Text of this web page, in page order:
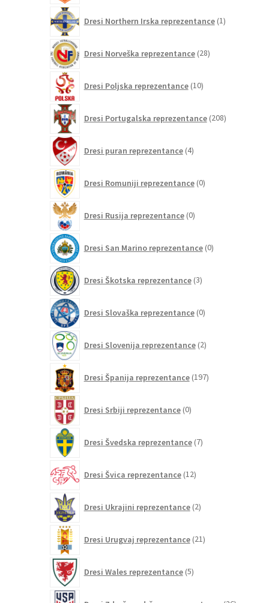
Dresi Northern Irska reprezentance 1izdelek
Dresi Norveška reprezentance 28izdelkov
Dresi Poljska reprezentance 10izdelkov
Dresi Portugalska reprezentance 208izdelkov
Dresi puran reprezentance 4izdelki
Dresi Romuniji reprezentance 0izdelkov
Dresi Rusija reprezentance 0izdelkov
Dresi San Marino reprezentance 0izdelkov
Dresi Škotska reprezentance 3izdelki
Dresi Slovaška reprezentance 0izdelkov
Dresi Slovenija reprezentance 2izdelka
Dresi Španija reprezentance 197izdelkov
Dresi Srbiji reprezentance 0izdelkov
Dresi Švedska reprezentance 7izdelkov
Dresi Švica reprezentance 12izdelkov
Dresi Ukrajini reprezentance 2izdelka
Dresi Urugvaj reprezentance 21izdelkov
Dresi Wales reprezentance 5izdelkov